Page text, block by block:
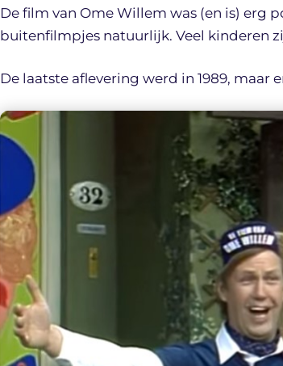
De film van Ome Willem was (en is) erg
buitenfilmpjes natuurlijk. Veel kinderen
De laatste aflevering werd in 1989, maar